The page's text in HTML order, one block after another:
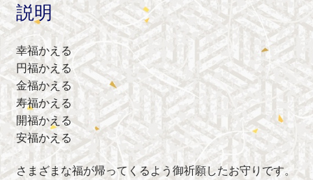
説明
幸福かえる
円福かえる
金福かえる
寿福かえる
開福かえる
安福かえる
さまざまな福が帰ってくるよう御祈願したお守りです。